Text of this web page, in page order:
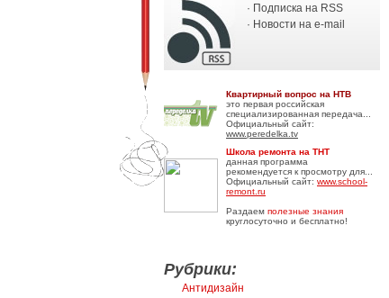
· Подписка на RSS
· Новости на e-mail
Квартирный вопрос на НТВ
это первая российская
специализированная передача...
Официальный сайт:
www.peredelka.tv
Школа ремонта на ТНТ
данная программа
рекомендуется к просмотру для...
Официальный сайт: www.school-
remont.ru
Раздаем полезные знания
круглосуточно и бесплатно!
Рубрики:
Антидизайн